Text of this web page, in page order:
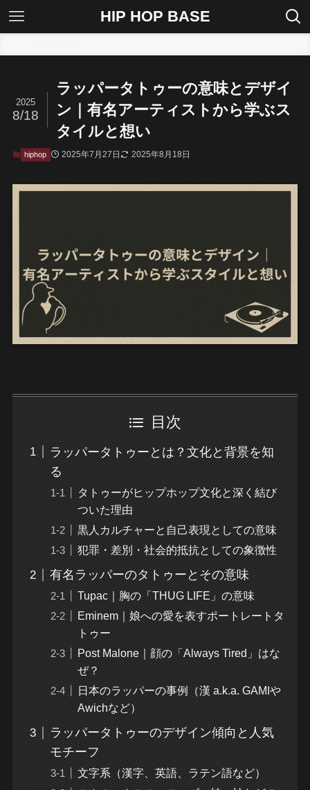
HIP HOP BASE
ラッパータトゥーの意味とデザイ
ン｜有名アーティストから学ぶス
タイルと想い
2025
8/18
hiphop 2025年7月27日 2025年8月18日
目次
ラッパータトゥーとは？文化と背景を知
る
タトゥーがヒップホップ文化と深く結び
ついた理由
黒人カルチャーと自己表現としての意味
犯罪・差別・社会的抵抗としての象徴性
有名ラッパーのタトゥーとその意味
Tupac｜胸の「THUG LIFE」の意味
Eminem｜娘への愛を表すポートレートタ
トゥー
Post Malone｜顔の「Always Tired」はな
ぜ？
日本のラッパーの事例（漢 a.k.a. GAMIや
Awichなど）
ラッパータトゥーのデザイン傾向と人気
モチーフ
文字系（漢字、英語、ラテン語など）